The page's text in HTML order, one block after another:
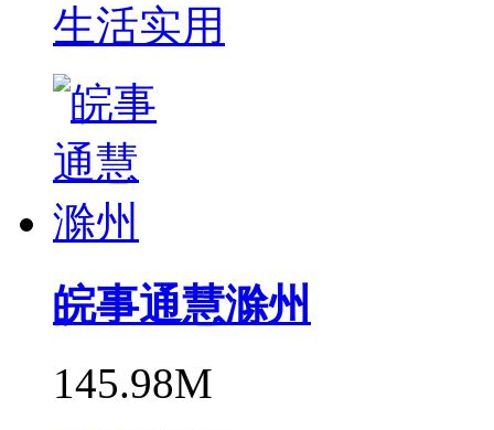
生活实用
皖事通慧滁州
145.98M